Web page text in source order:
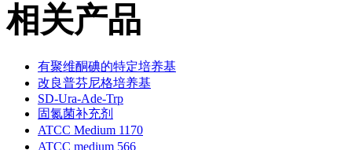
相关产品
有聚维酮碘的特定培养基
改良普芬尼格培养基
SD-Ura-Ade-Trp
固氮菌补充剂
ATCC Medium 1170
ATCC medium 566